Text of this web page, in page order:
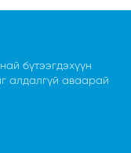
бүтээгдэхүүн
алдалгүй аваарай